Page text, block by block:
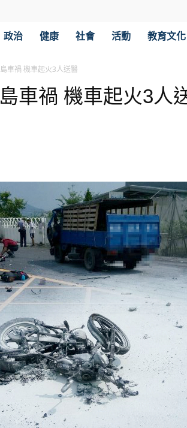
政治 健康 社會 活動 教育文化
車禍 機車起火3人送醫
車禍 機車起火3人